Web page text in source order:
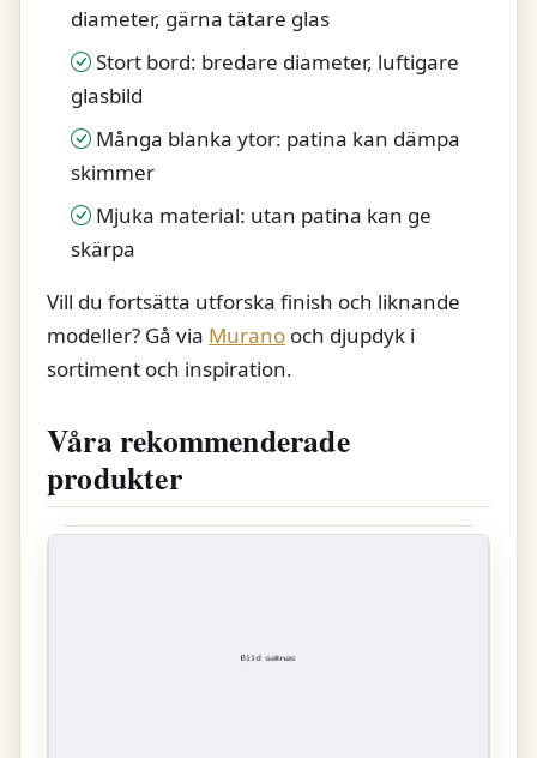
diameter, gärna tätare glas
Stort bord: bredare diameter, luftigare
glasbild
Många blanka ytor: patina kan dämpa
skimmer
Mjuka material: utan patina kan ge
skärpa
Vill du fortsätta utforska finish och liknande
modeller? Gå via Murano och djupdyk i
sortiment och inspiration.
Våra rekommenderade
produkter